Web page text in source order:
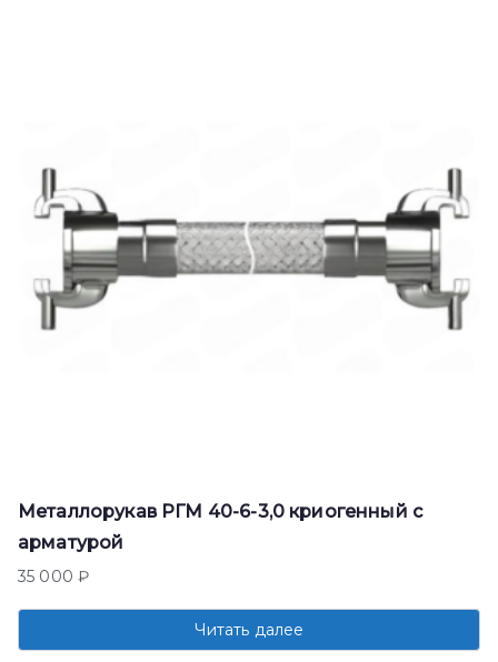
Металлорукав РГМ 40-6-3,0 криогенный с
арматурой
35 000₽
Читать далее